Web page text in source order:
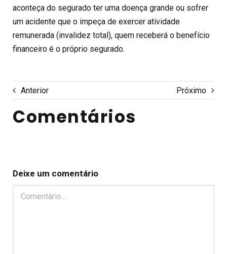
aconteça do segurado ter uma doença grande ou sofrer
um acidente que o impeça de exercer atividade
remunerada (invalidez total), quem receberá o benefício
financeiro é o próprio segurado.
Anterior Próximo
Comentários
Deixe um comentário
Comentário